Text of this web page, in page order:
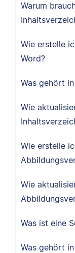
Warum
Wie erstelle
Word?
Was gehört
Wie
Wie erstelle
Wie
Was ist eine
Was gehört